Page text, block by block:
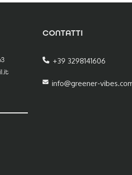
CONTATTI
+39 3298141606
info@greener-